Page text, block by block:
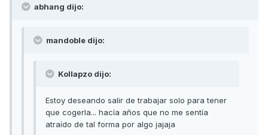
abhang dijo:
mandoble dijo:
Kollapzo dijo:
Estoy deseando salir de trabajar solo para tener
que cogerla... hacía años que no me sentía
atraído de tal forma por algo jajaja